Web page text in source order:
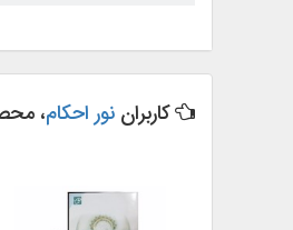
کاربراننور احکام،